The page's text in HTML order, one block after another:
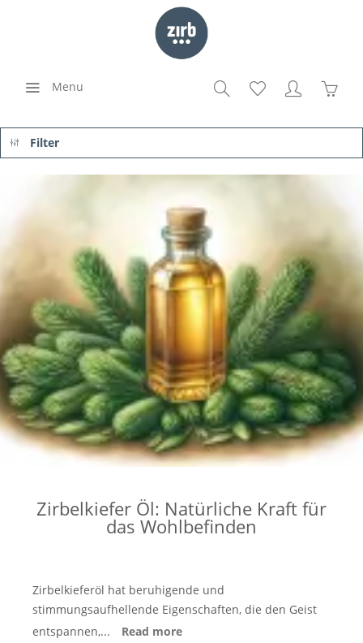
Menu
Filter
Zirbelkiefer Öl: Natürliche Kraft für
das Wohlbefinden
Zirbelkieferöl hat beruhigende und
stimmungsaufhellende Eigenschaften, die den Geist
entspannen,...
Read more